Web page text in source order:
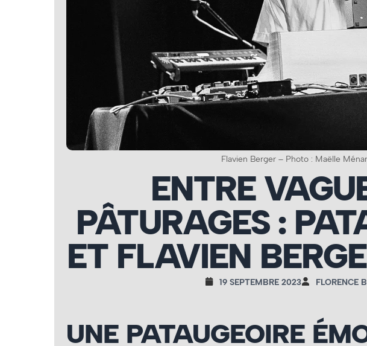
Flavien Berger – Photo : Maëlle
ENTRE
PÂTURAGES :
ET FLAVIEN
19 SEPTEMBRE 2023 FLORENCE
UNE PATAUGEOIRE